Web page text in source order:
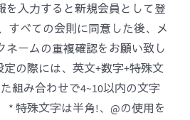
を入力すると新規会員として登
すべての会則に同意した後、メ
ネームの重複確認をお願い致し
定の際には、英文+数字+特殊文
組み合わせで4~10以内の文字
* 特殊文字は半角!、@の使用を